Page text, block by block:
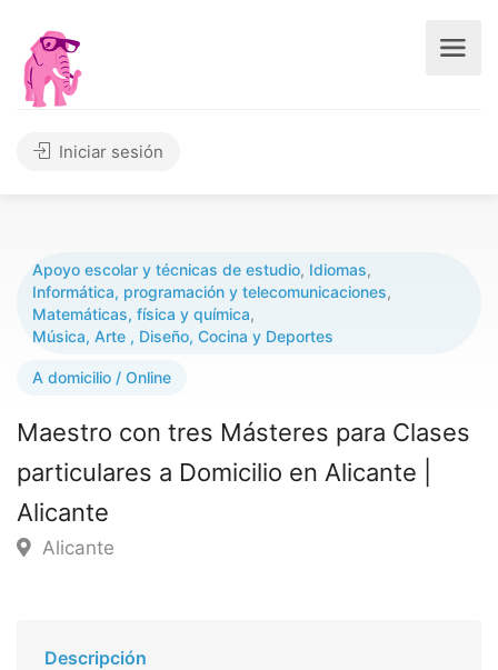
Iniciar sesión
Apoyo escolar y técnicas de estudio, Idiomas,
Informática, programación y telecomunicaciones,
Matemáticas, física y química,
Música, Arte , Diseño, Cocina y Deportes
A domicilio / Online
Maestro con tres Másteres para Clases
particulares a Domicilio en Alicante |
Alicante
Alicante
Descripción